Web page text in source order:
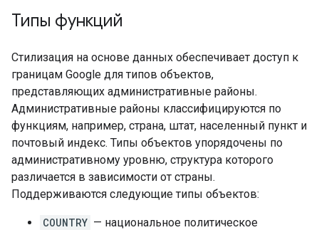
Типы функций
Стилизация на основе данных обеспечивает доступ к
границам Google для типов объектов,
представляющих административные районы.
Административные районы классифицируются по
функциям, например, страна, штат, населенный пункт и
почтовый индекс. Типы объектов упорядочены по
административному уровню, структура которого
различается в зависимости от страны.
Поддерживаются следующие типы объектов:
COUNTRY — национальное политическое